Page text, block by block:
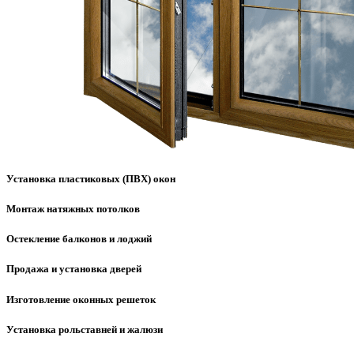
Установка пластиковых (ПВХ) окон
Монтаж натяжных потолков
Остекление балконов и лоджий
Продажа и установка дверей
Изготовление оконных решеток
Установка рольставней и жалюзи